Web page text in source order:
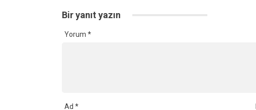
Bir yanıt yazın
Yorum *
Ad *